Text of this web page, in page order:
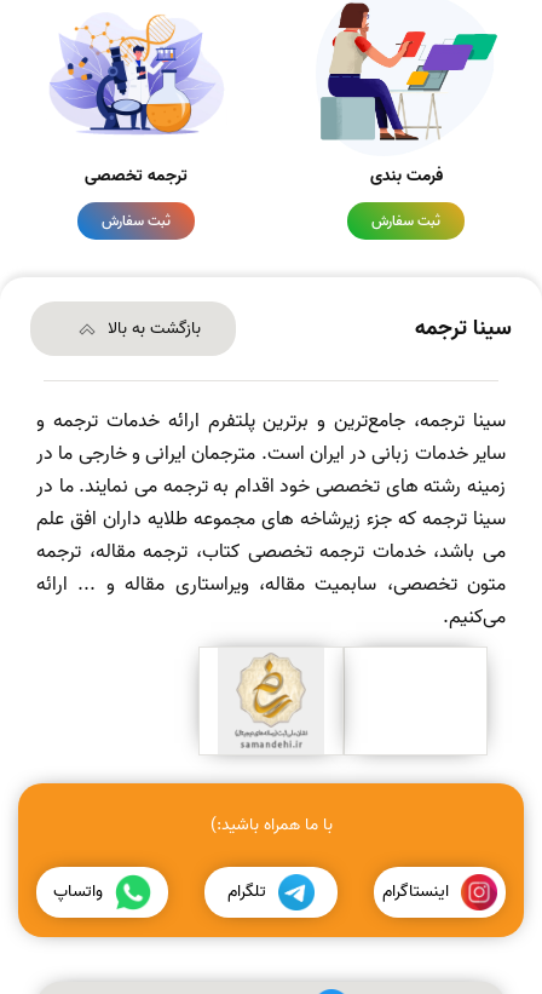
فرمت بندی
ثبت سفارش
ترجمه تخصصی
ثبت سفارش
سینا ترجمه بازگشت به بالا
سینا ترجمه، جامع‌ترین و برترین پلتفرم ارائه خدمات ترجمه و
سایر خدمات زبانی در ایران است. مترجمان ایرانی و خارجی ما در
زمینه رشته های تخصصی خود اقدام به ترجمه می نمایند. ما در
سینا ترجمه که جزء زیرشاخه های مجموعه طلایه داران افق علم
می باشد، خدمات ترجمه تخصصی کتاب، ترجمه مقاله، ترجمه
متون تخصصی، سابمیت مقاله، ویراستاری مقاله و ... ارائه
می‌کنیم.
با ما همراه باشید:)
اینستاگرام تلگرام واتساپ